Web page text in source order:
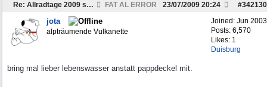
Re: Allradtage 2009 sind vom 31.07 bis 02.08! FAT AL ERROR #342130
23/07/2009 20:24
Joined: Jun 2003
Posts: 6,570
Likes: 1
Duisburg
jota
alpträumende Vulkanette
bring mal lieber lebenswasser anstatt pappdeckel mit.